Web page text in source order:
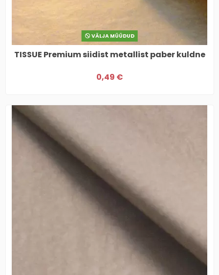
VÄLJA MÜÜDUD
TISSUE Premium siidist metallist paber kuldne
0,49 €